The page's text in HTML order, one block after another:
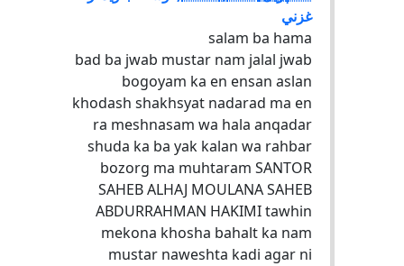
غزني
salam ba hama
bad ba jwab mustar nam jalal jwab
bogoyam ka en ensan aslan
khodash shakhsyat nadarad ma en
ra meshnasam wa hala anqadar
shuda ka ba yak kalan wa rahbar
bozorg ma muhtaram SANTOR
SAHEB ALHAJ MOULANA SAHEB
ABDURRAHMAN HAKIMI tawhin
mekona khosha bahalt ka nam
mustar naweshta kadi agar ni